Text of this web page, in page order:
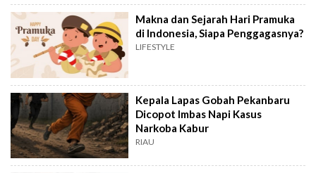
Makna dan Sejarah Hari Pramuka
di Indonesia, Siapa Penggagasnya?
LIFESTYLE
Kepala Lapas Gobah Pekanbaru
Dicopot Imbas Napi Kasus
Narkoba Kabur
RIAU